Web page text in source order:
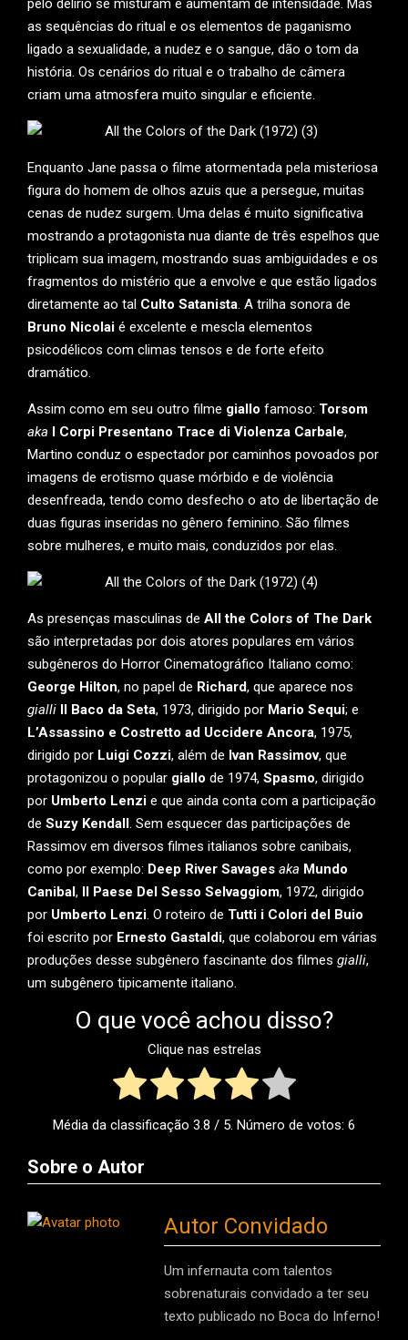
pelo delírio se misturam e aumentam de intensidade. Mas
as sequências do ritual e os elementos de paganismo
ligado a sexualidade, a nudez e o sangue, dão o tom da
história. Os cenários do ritual e o trabalho de câmera
criam uma atmosfera muito singular e eficiente.
Enquanto Jane passa o filme atormentada pela misteriosa
figura do homem de olhos azuis que a persegue, muitas
cenas de nudez surgem. Uma delas é muito significativa
mostrando a protagonista nua diante de três espelhos que
triplicam sua imagem, mostrando suas ambiguidades e os
fragmentos do mistério que a envolve e que estão ligados
diretamente ao tal Culto Satanista. A trilha sonora de
Bruno Nicolai é excelente e mescla elementos
psicodélicos com climas tensos e de forte efeito
dramático.
Assim como em seu outro filme giallo famoso: Torsom
aka
I Corpi Presentano Trace di Violenza Carbale,
Martino conduz o espectador por caminhos povoados por
imagens de erotismo quase mórbido e de violência
desenfreada, tendo como desfecho o ato de libertação de
duas figuras inseridas no gênero feminino. São filmes
sobre mulheres, e muito mais, conduzidos por elas.
As presenças masculinas de All the Colors of The Dark
são interpretadas por dois atores populares em vários
subgêneros do Horror Cinematográfico Italiano como:
George Hilton, no papel de Richard, que aparece nos
gialli Il Baco da Seta, 1973, dirigido por Mario Sequi; e
L’Assassino e Costretto ad Uccidere Ancora, 1975,
dirigido por Luigi Cozzi, além de Ivan Rassimov, que
protagonizou o popular giallo de 1974, Spasmo, dirigido
por Umberto Lenzi e que ainda conta com a participação
de Suzy Kendall . Sem esquecer das participações de
Rassimov em diversos filmes italianos sobre canibais,
como por exemplo: Deep River Savages aka Mundo
Canibal , Il Paese Del Sesso Selvaggiom, 1972, dirigido
por Umberto Lenzi. O roteiro de Tutti i Colori del Buio
foi escrito por Ernesto Gastaldi, que colaborou em várias
produções desse subgênero fascinante dos filmes gialli,
um subgênero tipicamente italiano.
O que você achou disso?
Clique nas estrelas
Média da classificação 3.8 / 5. Número de votos: 6
Sobre o Autor
Autor Convidado
Um infernauta com talentos
sobrenaturais convidado a ter seu
texto publicado no Boca do Inferno!